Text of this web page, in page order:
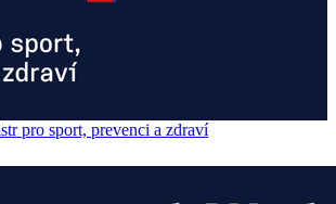
pro sport, prevenci a zdraví